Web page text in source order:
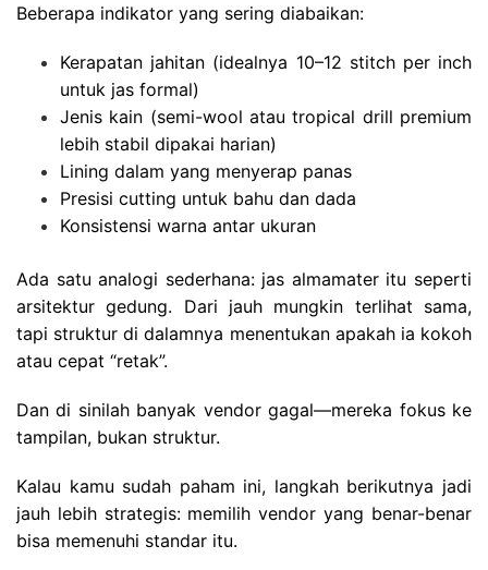
Beberapa indikator yang sering diabaikan:
Kerapatan jahitan (idealnya 10–12 stitch per inch
untuk jas formal)
Jenis kain (semi-wool atau tropical drill premium
lebih stabil dipakai harian)
Lining dalam yang menyerap panas
Presisi cutting untuk bahu dan dada
Konsistensi warna antar ukuran
Ada satu analogi sederhana: jas almamater itu seperti
arsitektur gedung. Dari jauh mungkin terlihat sama,
tapi struktur di dalamnya menentukan apakah ia kokoh
atau cepat “retak”.
Dan di sinilah banyak vendor gagal—mereka fokus ke
tampilan, bukan struktur.
Kalau kamu sudah paham ini, langkah berikutnya jadi
jauh lebih strategis: memilih vendor yang benar-benar
bisa memenuhi standar itu.